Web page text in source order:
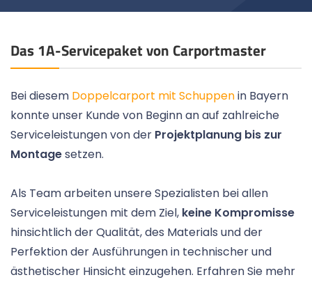
Das 1A-Servicepaket von Carportmaster
Bei diesem Doppelcarport mit Schuppenin Bayern
konnte unser Kunde von Beginn an auf zahlreiche
Serviceleistungen von der Projektplanung bis zur
Montagesetzen.
Als Team arbeiten unsere Spezialisten bei allen
Serviceleistungen mit dem Ziel, keine Kompromisse
hinsichtlich der Qualität, des Materials und der
Perfektion der Ausführungen in technischer und
ästhetischer Hinsicht einzugehen. Erfahren Sie mehr